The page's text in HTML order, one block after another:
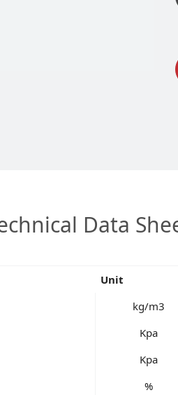
Data
Unit
kg/m3
Kpa
Kpa
%